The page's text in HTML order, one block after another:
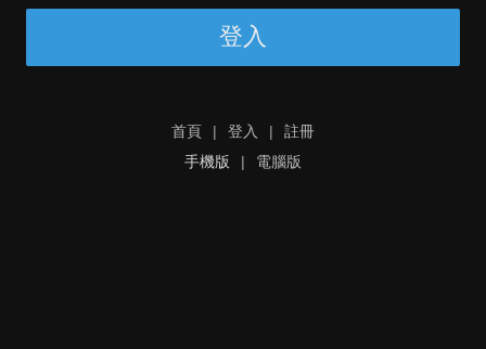
登入
首頁 | 登入 |
註冊
手機版
| 電腦版